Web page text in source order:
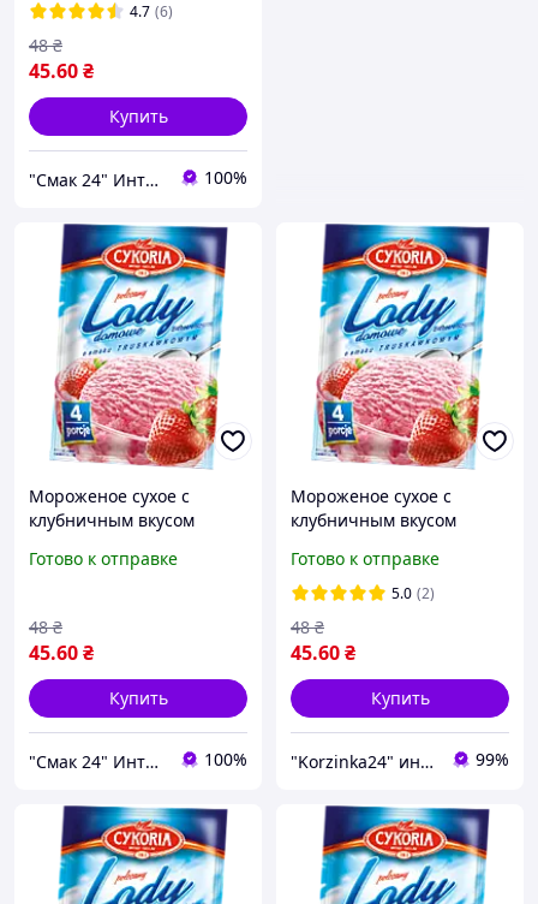
4.7 (6)
45.60₴
48 ₴
Купить
"Смак 24" Интернет-магазин 100%
Мороженое сухое с
клубничным вкусом
порции)
Готово к отправке
45.60₴
48 ₴
Купить
"Смак 24" Интернет-магазин 100%
Мороженое сухое с
клубничным вкусом
порции)
Готово к отправке
5.0 (2)
45.60₴
48 ₴
Купить
"Korzinka24" интернет магазин 99%